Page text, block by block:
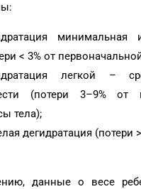
минимальная
< 3% от
легкой –
(потери 3–9% от
тела);
дегидратация (потери
данные о весе